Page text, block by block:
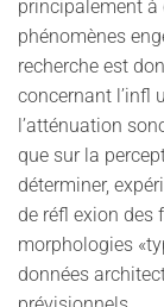
principalement à
phénomènes
recherche est
concernant l’infl
l’atténuation
que sur la
déterminer,
de réfl exion des
morphologies
données